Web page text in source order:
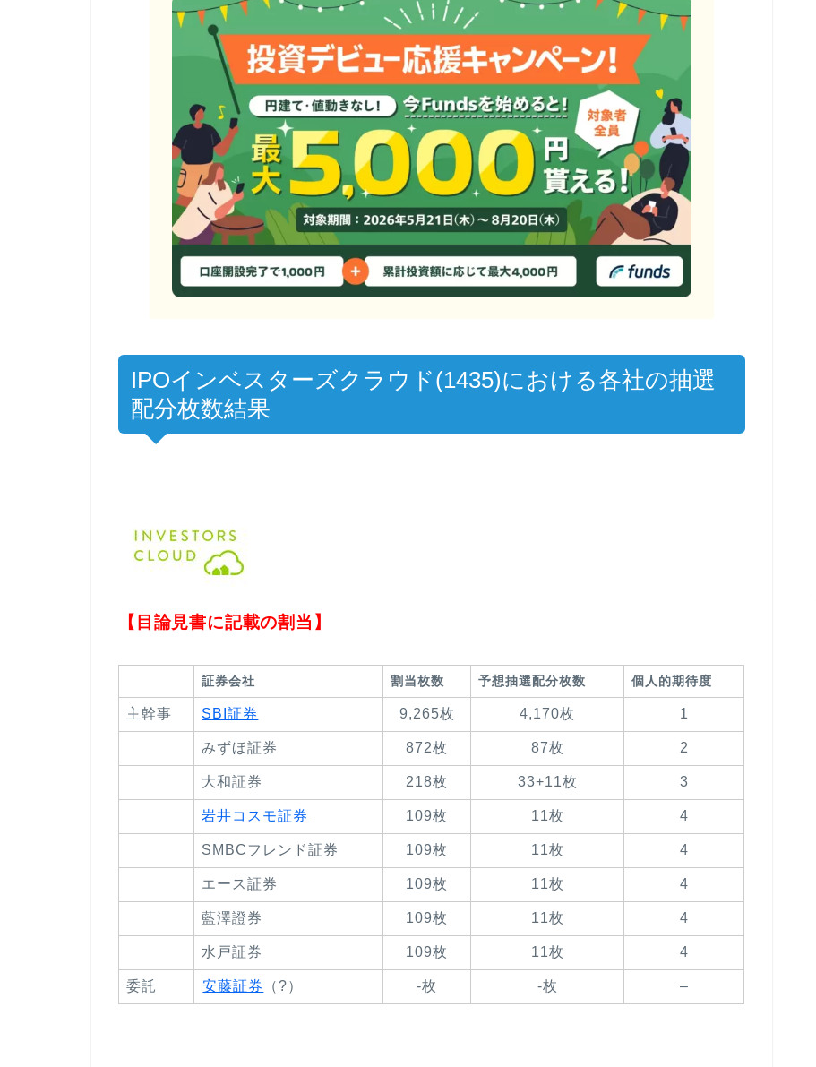
IPOインベスターズクラウド(1435)における各社の抽選
配分枚数結果
【目論見書に記載の割当】
証券会社 割当枚数 予想抽選配分枚数 個人的期待度
主幹事 SBI証券 9,265枚 4,170枚 1
みずほ証券 872枚 87枚 2
大和証券 218枚 33+11枚 3
岩井コスモ証券 109枚 11枚 4
SMBCフレンド証券 109枚 11枚 4
エース証券 109枚 11枚 4
藍澤證券 109枚 11枚 4
水戸証券 109枚 11枚 4
委託 安藤証券 （?） -枚 -枚 –